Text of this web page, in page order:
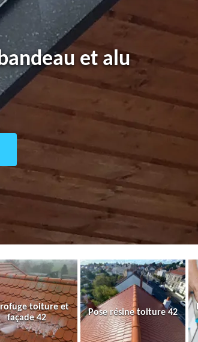
et alu
toiture et
façade 42
Pose résine toiture 42